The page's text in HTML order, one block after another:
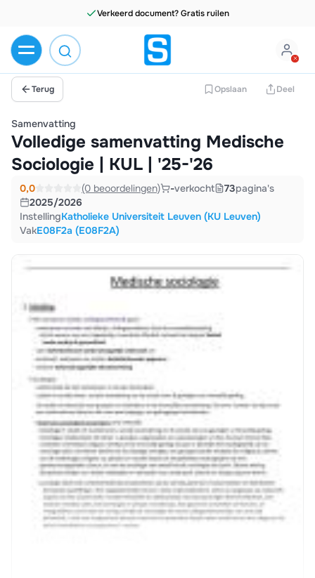
Terug Opslaan Deel
Samenvatting
Volledige samenvatting Medische
Sociologie | KUL | '25-'26
0,0 (0 beoordelingen) -verkocht 73pagina's
2025/2026
InstellingKatholieke Universiteit Leuven (KU Leuven)
VakE08F2a (E08F2A)